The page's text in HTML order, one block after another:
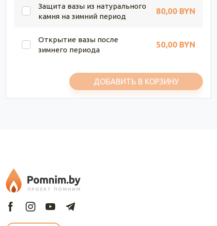
Защита вазы из натурального
камня на зимний период
80,00 BYN
Открытие вазы после
зимнего периода
50,00 BYN
ДОБАВИТЬ В КОРЗИНУ